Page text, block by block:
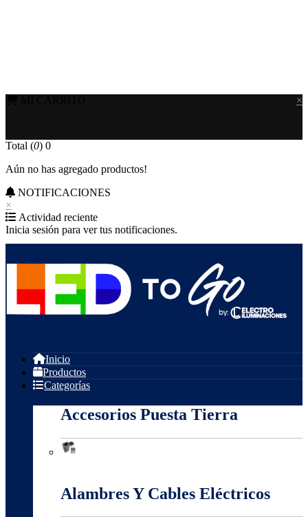
×
Total (0) 0
Aún no has agregado productos!
NOTIFICACIONES
×
Actividad reciente
Inicia sesión para ver tus notificaciones.
Inicio
Productos
Categorías
Accesorios Puesta Tierra
Alambres Y Cables Eléctricos